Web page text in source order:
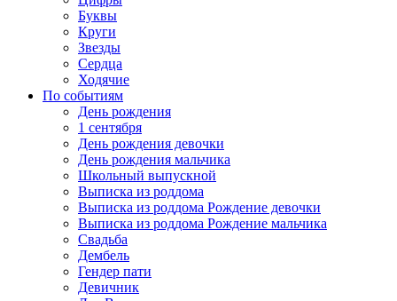
Буквы
Круги
Звезды
Сердца
Ходячие
По событиям
День рождения
1 сентября
День рождения девочки
День рождения мальчика
Школьный выпускной
Выписка из роддома
Выписка из роддома Рождение девочки
Выписка из роддома Рождение мальчика
Свадьба
Дембель
Гендер пати
Девичник